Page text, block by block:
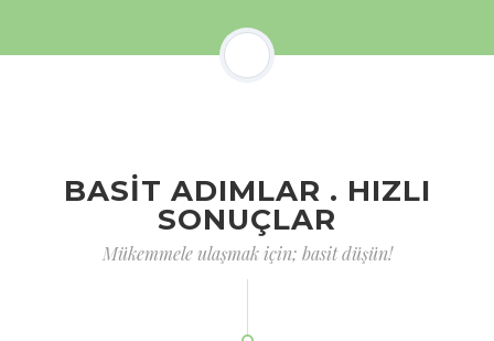
BASİT ADIMLAR . HIZLI
SONUÇLAR
Mükemmele ulaşmak için; basit düşün!